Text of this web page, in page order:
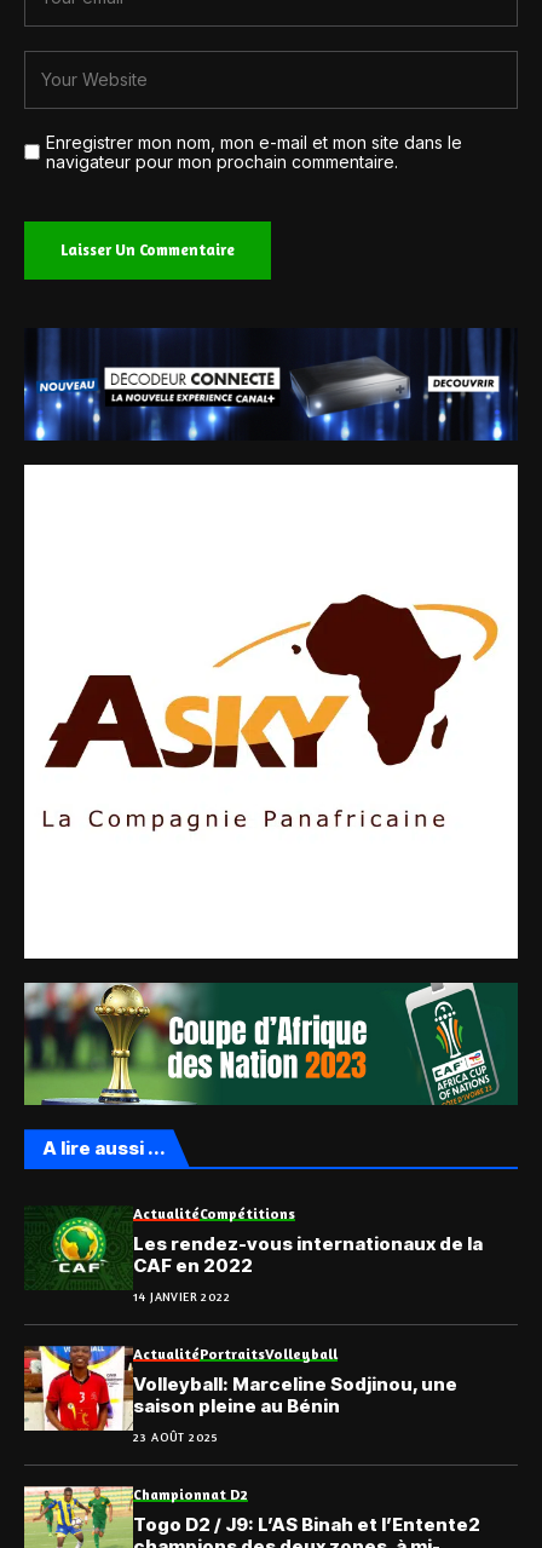
Enregistrer mon nom, mon e-mail et mon site dans le
navigateur pour mon prochain commentaire.
A lire aussi ...
ActualitéCompétitions
Les rendez-vous internationaux de la
CAF en 2022
14 JANVIER 2022
ActualitéPortraitsVolleyball
Volleyball: Marceline Sodjinou, une
saison pleine au Bénin
23 AOÛT 2025
Championnat D2
Togo D2 / J9: L’AS Binah et l’Entente2